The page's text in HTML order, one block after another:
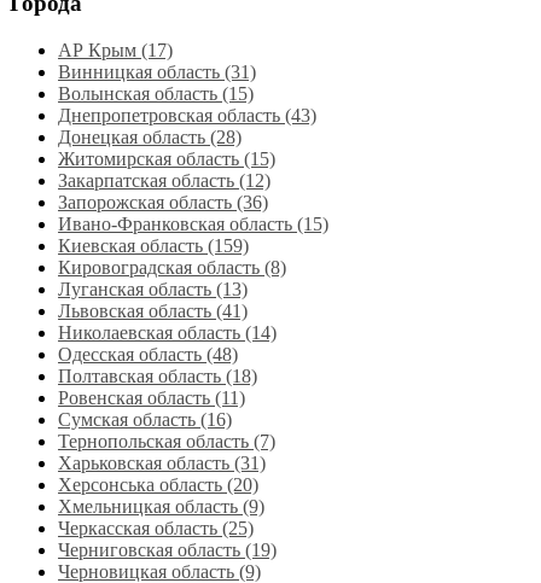
АР Крым (17)
Винницкая область (31)
Волынская область (15)
Днепропетровская область‎ (43)
Донецкая область (28)
Житомирская область (15)
Закарпатская область (12)
Запорожская область (36)
Ивано-Франковская область (15)
Киевская область (159)
Кировоградская область (8)
Луганская область‎ (13)
Львовская область‎ (41)
Николаевская область‎ (14)
Одесская область‎ (48)
Полтавская область (18)
Ровенская область‎ (11)
Сумская область‎ (16)
Тернопольская область‎ (7)
Харьковская область‎ (31)
Херсонська область‎ (20)
Хмельницкая область‎ (9)
Черкасская область‎ (25)
Черниговская область (19)
Черновицкая область (9)